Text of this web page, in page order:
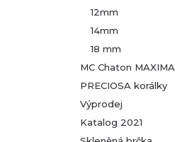
12mm
14mm
18 mm
MC Chaton MAXIMA
PRECIOSA korálky
Výprodej
Katalog 2021